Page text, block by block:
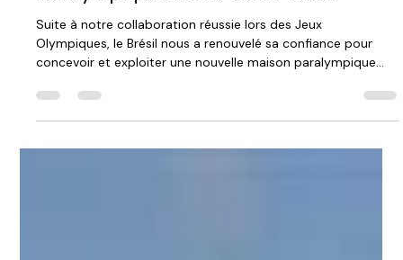
Casa Brasil Paralímpicos - Jeux
Paralympiques 2024 Saint-Ouen
Suite à notre collaboration réussie lors des Jeux
Olympiques, le Brésil nous a renouvelé sa confiance pour